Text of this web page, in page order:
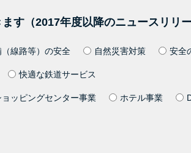
す（2017年度以降のニュースリリー
（線路等）の安全 自然災害対策 安全
快適な鉄道サービス
ョッピングセンター事業 ホテル事業